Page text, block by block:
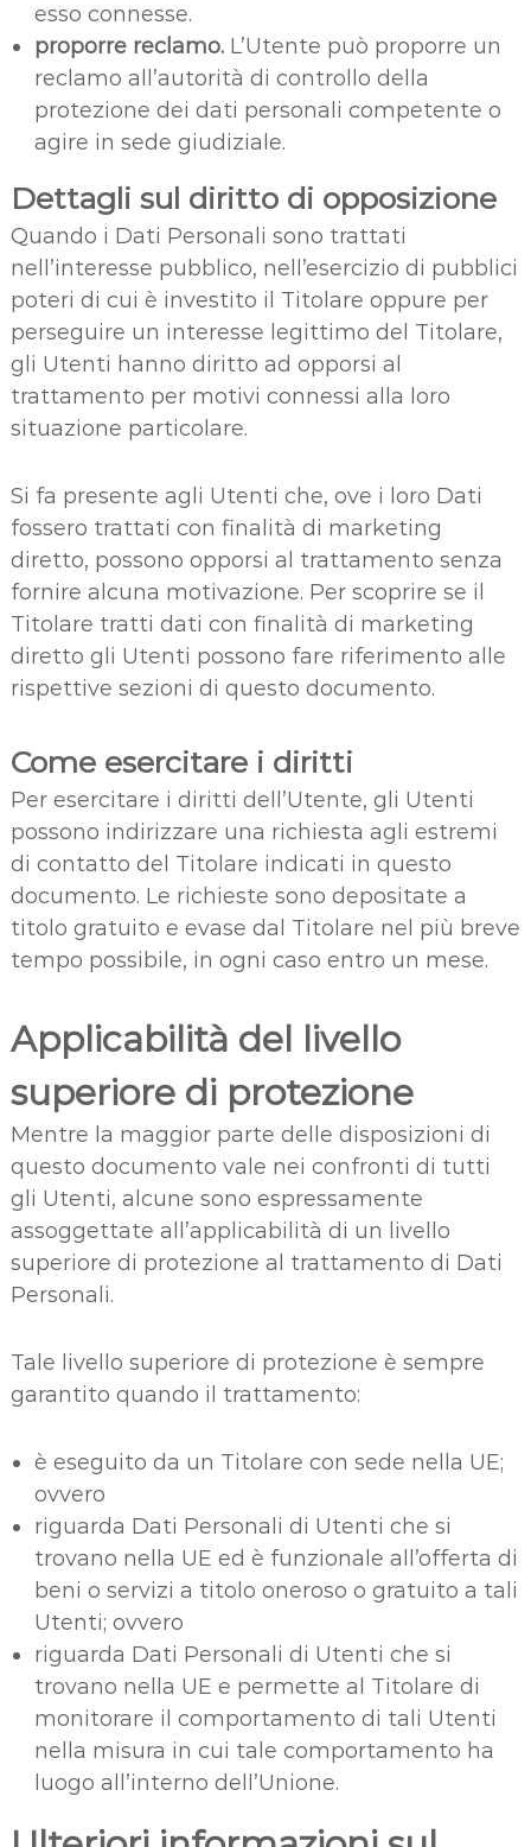
esso connesse.
proporre reclamo.L’Utente può proporre un
reclamo all’autorità di controllo della
protezione dei dati personali competente o
agire in sede giudiziale.
Dettagli sul diritto di opposizione
Quando i Dati Personali sono trattati
nell’interesse pubblico, nell’esercizio di pubblici
poteri di cui è investito il Titolare oppure per
perseguire un interesse legittimo del Titolare,
gli Utenti hanno diritto ad opporsi al
trattamento per motivi connessi alla loro
situazione particolare.
Si fa presente agli Utenti che, ove i loro Dati
fossero trattati con finalità di marketing
diretto, possono opporsi al trattamento senza
fornire alcuna motivazione. Per scoprire se il
Titolare tratti dati con finalità di marketing
diretto gli Utenti possono fare riferimento alle
rispettive sezioni di questo documento.
Come esercitare i diritti
Per esercitare i diritti dell’Utente, gli Utenti
possono indirizzare una richiesta agli estremi
di contatto del Titolare indicati in questo
documento. Le richieste sono depositate a
titolo gratuito e evase dal Titolare nel più breve
tempo possibile, in ogni caso entro un mese.
Applicabilità del livello
superiore di protezione
Mentre la maggior parte delle disposizioni di
questo documento vale nei confronti di tutti
gli Utenti, alcune sono espressamente
assoggettate all’applicabilità di un livello
superiore di protezione al trattamento di Dati
Personali.
Tale livello superiore di protezione è sempre
garantito quando il trattamento:
è eseguito da un Titolare con sede nella UE;
ovvero
riguarda Dati Personali di Utenti che si
trovano nella UE ed è funzionale all’offerta di
beni o servizi a titolo oneroso o gratuito a tali
Utenti; ovvero
riguarda Dati Personali di Utenti che si
trovano nella UE e permette al Titolare di
monitorare il comportamento di tali Utenti
nella misura in cui tale comportamento ha
luogo all’interno dell’Unione.